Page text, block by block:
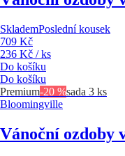
SklademPoslední kousek
709 Kč
236 Kč / ks
Do košíku
Do košíku
Premium-20 %sada 3 ks
Bloomingville
Vánoční ozdoby